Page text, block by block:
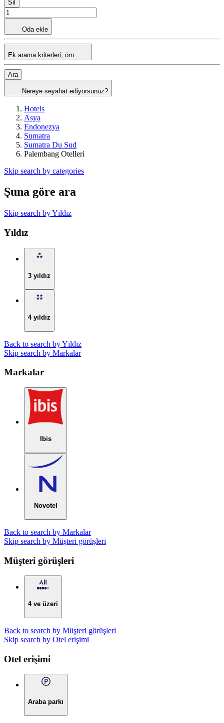
Sil
Oda ekle
Ek arama kriterleri, örn
Ara
Nereye seyahat ediyorsunuz?
Hotels
Asya
Endonezya
Sumatra
Sumatra Du Sud
Palembang Otelleri
Skip search by categories
Şuna göre ara
Skip search by Yıldız
Yıldız
3 yıldız
4 yıldız
Back to search by Yıldız
Skip search by Markalar
Markalar
Ibis
Novotel
Back to search by Markalar
Skip search by Müşteri görüşleri
Müşteri görüşleri
4 ve üzeri
Back to search by Müşteri görüşleri
Skip search by Otel erişimi
Otel erişimi
Araba parkı